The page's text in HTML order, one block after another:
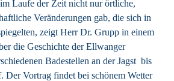
Laufe der Zeit nicht nur örtliche,
Veränderungen gab, die sich in
zeigt Herr Dr. Grupp in einem
die Geschichte der Ellwanger
Badestellen an der Jagst bis
Der Vortrag findet bei schönem Wetter